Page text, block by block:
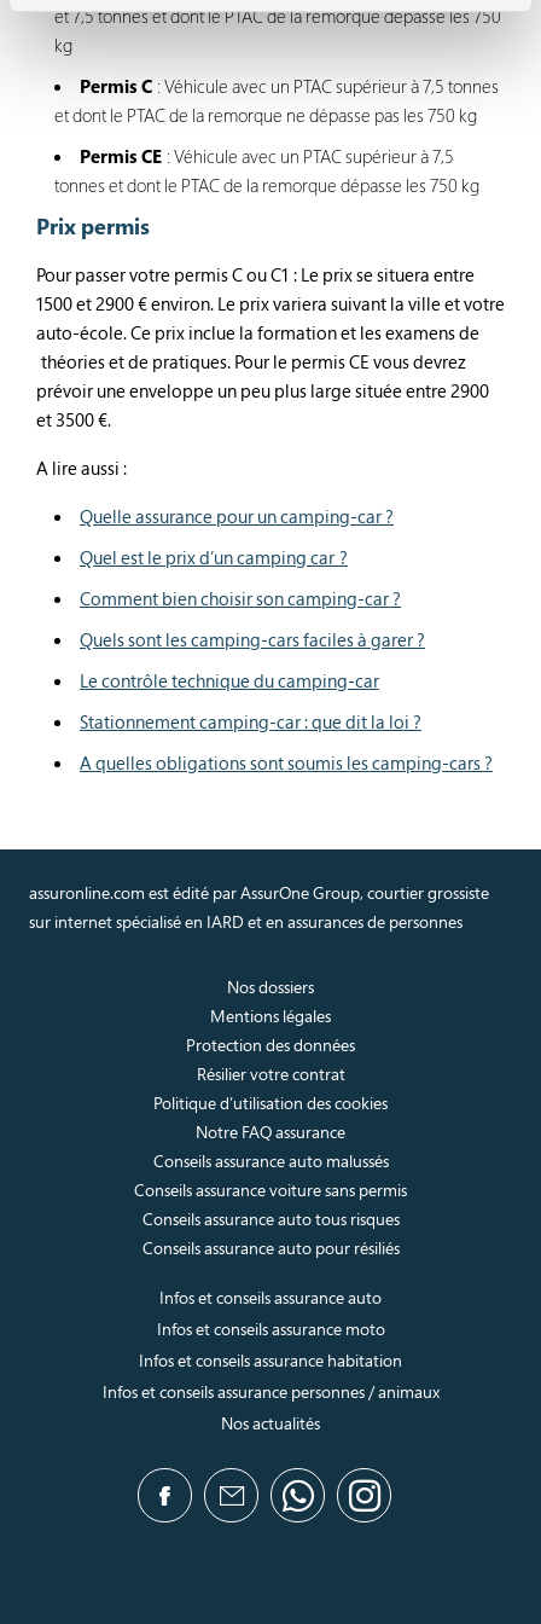
et 7,5 tonnes et dont le PTAC de la remorque dépasse les 750
kg
Permis C : Véhicule avec un PTAC supérieur à 7,5 tonnes
et dont le PTAC de la remorque ne dépasse pas les 750 kg
Permis CE : Véhicule avec un PTAC supérieur à 7,5
tonnes et dont le PTAC de la remorque dépasse les 750 kg
Prix permis
Pour passer votre permis C ou C1 : Le prix se situera entre
1500 et 2900 € environ. Le prix variera suivant la ville et votre
auto-école. Ce prix inclue la formation et les examens de
théories et de pratiques. Pour le permis CE vous devrez
prévoir une enveloppe un peu plus large située entre 2900
et 3500 €.
A lire aussi :
Quelle assurance pour un camping-car ?
Quel est le prix d’un camping car ?
Comment bien choisir son camping-car ?
Quels sont les camping-cars faciles à garer ?
Le contrôle technique du camping-car
Stationnement camping-car : que dit la loi ?
A quelles obligations sont soumis les camping-cars ?
assuronline.com est édité par AssurOne Group, courtier grossiste
sur internet spécialisé en IARD et en assurances de personnes
Nos dossiers
Mentions légales
Protection des données
Résilier votre contrat
Politique d’utilisation des cookies
Notre FAQ assurance
Conseils assurance auto malussés
Conseils assurance voiture sans permis
Conseils assurance auto tous risques
Conseils assurance auto pour résiliés
Infos et conseils assurance auto
Infos et conseils assurance moto
Infos et conseils assurance habitation
Infos et conseils assurance personnes / animaux
Nos actualités